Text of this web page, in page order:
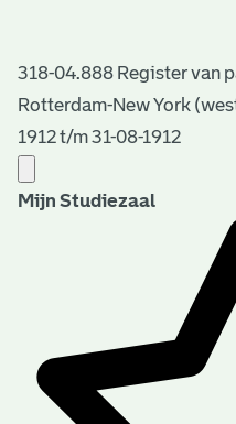
318-04.888 Register van
Rotterdam-New York
1912 t/m 31-08-1912
Mijn Studiezaal